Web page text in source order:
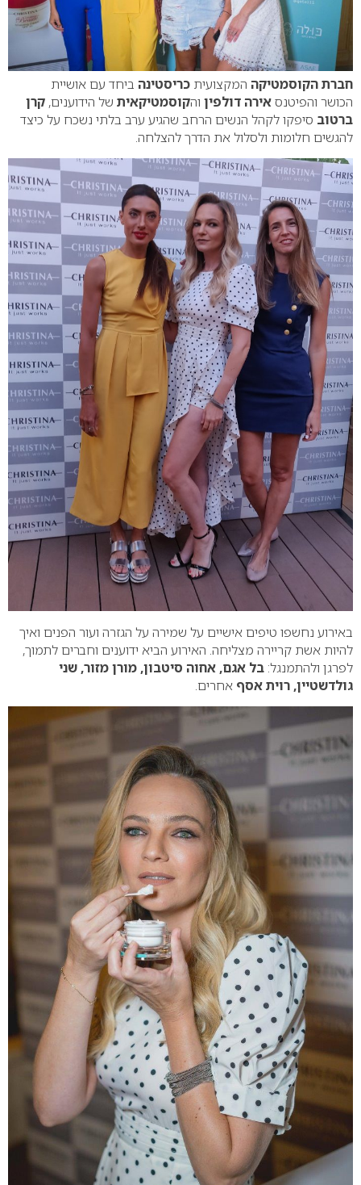
חברת הקוסמטיקה המקצועית כריסטינה ביחד עם אושיית
הכושר והפיטנסאירה דולפין והקוסמטיקאית של הידוענים, קרן
ברטוב סיפקו לקהל הנשים הרחב שהגיע ערב בלתי נשכח על כיצד
להגשים חלומות ולסלול את הדרך להצלחה.
באירוע נחשפו טיפים אישיים על שמירה על הגזרה ועור הפנים ואיך
להיות אשת קריירה מצליחה. האירוע הביא ידוענים וחברים לתמוך,
לפרגן ולהתמנגל: בל אגם, אחוה סיטבון, מורן מזור, שני
גולדשטיין, רוית אסף אחרים.